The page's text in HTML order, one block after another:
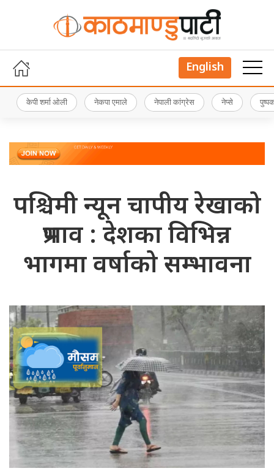
English
केपी शर्मा ओली नेकपा एमाले नेपाली कांग्रेस नेप्से
पश्चिमी न्यून चापीय रेखाको
प्रभाव : देशका विभिन्न
भागमा वर्षाको सम्भावना